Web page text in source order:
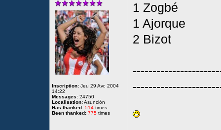
Inscription: Jeu 29 Avr, 2004
14:22
Messages: 24750
Localisation:Asunciòn
Has thanked: 514 times
Been thanked: 775 times
1 Zogbé
1 Ajorque
2 Bizot